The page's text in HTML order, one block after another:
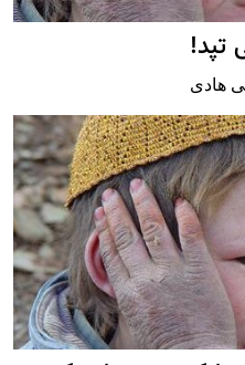
‌تپد!
هادی